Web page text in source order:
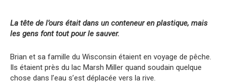
La tête de l’ours était dans un conteneur en plastique, mais
les gens font tout pour le sauver.
Brian et sa famille du Wisconsin étaient en voyage de pêche.
Ils étaient près du lac Marsh Miller quand soudain quelque
chose dans l’eau s’est déplacée vers la rive.